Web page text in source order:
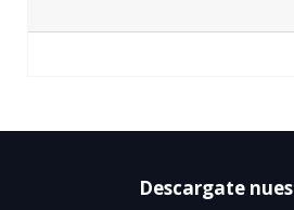
Descargate